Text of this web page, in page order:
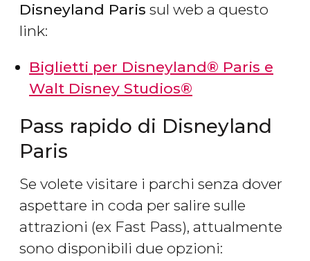
Disneyland Paris sul web a questo
link:
Biglietti per Disneyland® Paris e
Walt Disney Studios®
Pass rapido di Disneyland
Paris
Se volete visitare i parchi senza dover
aspettare in coda per salire sulle
attrazioni (ex Fast Pass), attualmente
sono disponibili due opzioni: